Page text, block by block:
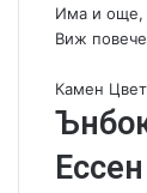
Има и
Виж
Камен